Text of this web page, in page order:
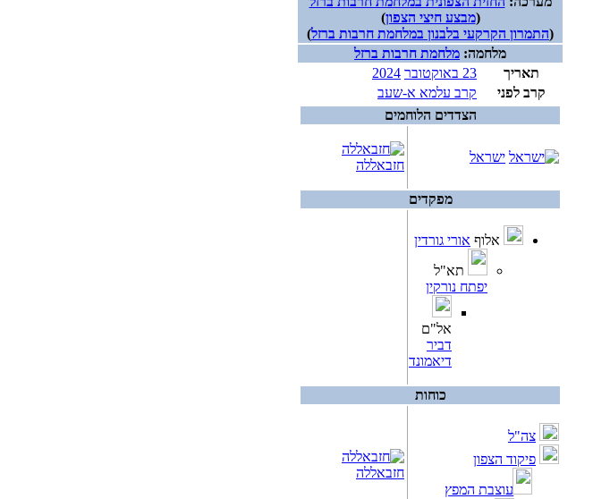
(מבצע חיצי הצפון)
(התמרון הקרקעי בלבנון במלחמת חרבות ברזל)
מלחמה: מלחמת חרבות ברזל
תאריך
23 באוקטובר
2024
קרב לפני
קרב עלמא א-שעב
הצדדים הלוחמים
ישראל
חזבאללה
מפקדים
אלוף אורי גורדין
תא"ל
יפתח נורקין
אל"ם
דביר
דיאמונד
כוחות
צה"ל
פיקוד הצפון
עוצבת המפץ
חזבאללה